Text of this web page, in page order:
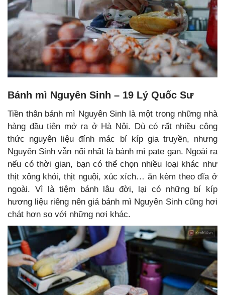
Bánh mì Nguyên Sinh – 19 Lý Quốc Sư
Tiền thân bánh mì Nguyên Sinh là một trong những nhà
hàng đầu tiên mở ra ở Hà Nội. Dù có rất nhiều công
thức nguyên liệu đính mác bí kíp gia truyền, nhưng
Nguyên Sinh vẫn nổi nhất là bánh mì pate gan. Ngoài ra
nếu có thời gian, bạn có thể chọn nhiều loại khác như
thịt xông khói, thịt nguội, xúc xích… ăn kèm theo đĩa ở
ngoài. Vì là tiệm bánh lâu đời, lại có những bí kíp
hương liệu riêng nên giá bánh mì Nguyên Sinh cũng hơi
chát hơn so với những nơi khác.